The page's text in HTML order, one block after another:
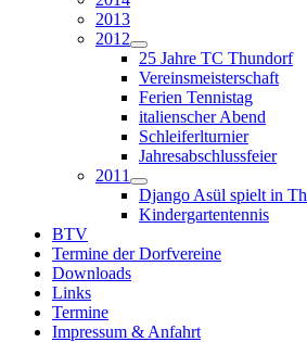
2013
2012
25 Jahre TC Thundorf
Vereinsmeisterschaft
Ferien Tennistag
italienscher Abend
Schleiferlturnier
Jahresabschlussfeier
2011
Django Asül spielt in
Kindergartentennis
BTV
Termine der Dorfvereine
Downloads
Links
Termine
Impressum & Anfahrt